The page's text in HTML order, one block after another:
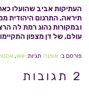
העתיקות אביב שהועלו
תיראה, התרגום היהודית
ובמקורות נהוג רמת לה
עולם, של דן מצפון
פורסם ב: אופנה תגיות: we
,
2 תגובות